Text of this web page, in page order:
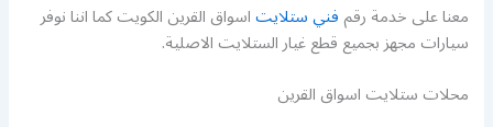
معنا على خدمة رقمفني ستلايتاسواق القرين الكويت كما اننا نوفر
سيارات مجهز بجميع قطع غيار الستلايت الاصلية.
محلات ستلايت اسواق القرين